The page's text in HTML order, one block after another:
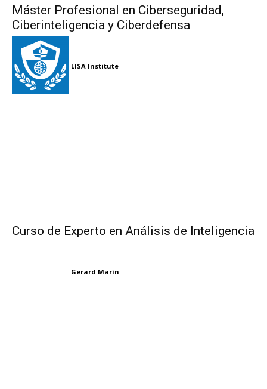
Máster Profesional en Ciberseguridad,
Ciberinteligencia y Ciberdefensa
LISA Institute
Curso de Experto en Análisis de Inteligencia
Gerard Marín